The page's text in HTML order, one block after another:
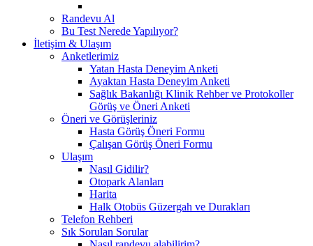
Randevu Al
Bu Test Nerede Yapılıyor?
İletişim & Ulaşım
Anketlerimiz
Yatan Hasta Deneyim Anketi
Ayaktan Hasta Deneyim Anketi
Sağlık Bakanlığı Klinik Rehber ve Protokoller
Görüş ve Öneri Anketi
Öneri ve Görüşleriniz
Hasta Görüş Öneri Formu
Çalışan Görüş Öneri Formu
Ulaşım
Nasıl Gidilir?
Otopark Alanları
Harita
Halk Otobüs Güzergah ve Durakları
Telefon Rehberi
Sık Sorulan Sorular